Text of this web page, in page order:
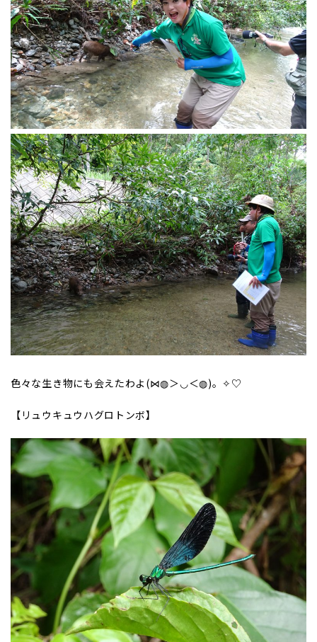
色々な生き物にも会えたわよ(⋈◍＞◡＜◍)。✧♡
【リュウキュウハグロトンボ】